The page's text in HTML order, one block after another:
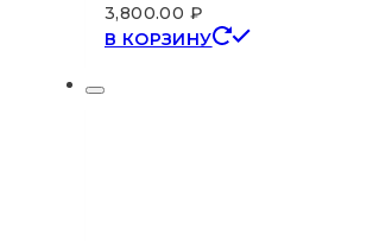
3,800.00 ₽
В КОРЗИНУ